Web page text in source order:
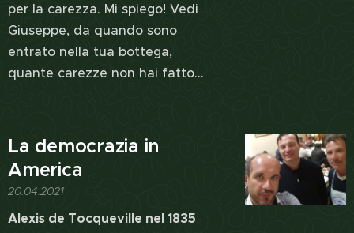
per la carezza. Mi spiego! Vedi
Giuseppe, da quando sono
entrato nella tua bottega,
quante carezze non hai fatto...
La democrazia in
America
20.04.2021
Alexis de Tocqueville nel 1835